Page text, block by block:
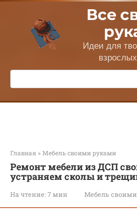
Перейти
контенту
Все
Идеи для
Поиск:
Главная » Мебель своими руками
Ремонт мебели из ДСП
устраняем сколы и
На чтение: 7 мин Мебель